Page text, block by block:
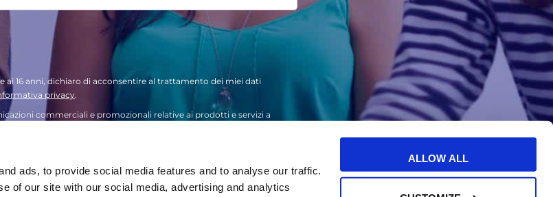
ads, to provide social media features and to analyse our traffic.
of our site with our social media, advertising and analytics
ALLOW ALL
ai 16 anni, dichiaro di acconsentire al trattamento dei miei dati
privacy.
commerciali e promozionali relative ai prodotti e servizi a